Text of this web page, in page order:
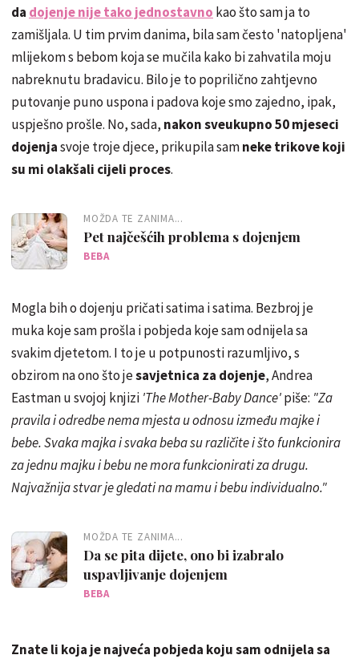
da dojenje nije tako jednostavno kao što sam ja to
zamišljala. U tim prvim danima, bila sam često 'natopljena'
mlijekom s bebom koja se mučila kako bi zahvatila moju
nabreknutu bradavicu. Bilo je to poprilično zahtjevno
putovanje puno uspona i padova koje smo zajedno, ipak,
uspješno prošle. No, sada, nakon sveukupno 50 mjeseci
dojenjasvoje troje djece, prikupila samneke trikove koji
su mi olakšali cijeli proces.
MOŽDA TE ZANIMA...
Pet najčešćih problema s dojenjem
BEBA
Mogla bih o dojenju pričati satima i satima. Bezbroj je
muka koje sam prošla i pobjeda koje sam odnijela sa
svakim djetetom. I to je u potpunosti razumljivo, s
obzirom na ono što jesavjetnica za dojenje, Andrea
Eastman u svojoj knjizi 'The Mother-Baby Dance'piše: "Za
pravila i odredbe nema mjesta u odnosu između majke i
bebe. Svaka majka i svaka beba su različite i što funkcionira
za jednu majku i bebu ne mora funkcionirati za drugu.
Najvažnija stvar je gledati na mamu i bebu individualno."
MOŽDA TE ZANIMA...
Da se pita dijete, ono bi izabralo
uspavljivanje dojenjem
BEBA
Znate li koja je najveća pobjeda koju sam odnijela sa